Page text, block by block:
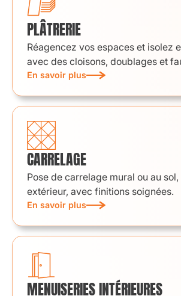
PLÂTRERIE
Réagencez vos espaces et isolez
avec des cloisons, doublages et
En savoir plus
CARRELAGE
Pose de carrelage mural ou au
extérieur, avec finitions soignées.
En savoir plus
MENUISERIES INTÉRIEURES